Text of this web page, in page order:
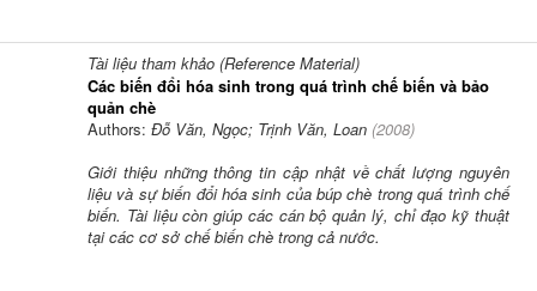
Tài liệu tham khảo (Reference Material)
Các biến đổi hóa sinh trong quá trình chế biến và bảo
quản chè
Authors: Đỗ Văn, Ngọc; Trịnh Văn, Loan (2008)
Giới thiệu những thông tin cập nhật về chất lượng nguyên
liệu và sự biến đổi hóa sinh của búp chè trong quá trình chế
biến. Tài liệu còn giúp các cán bộ quản lý, chỉ đạo kỹ thuật
tại các cơ sở chế biến chè trong cả nước.